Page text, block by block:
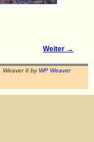
Weiter →
Weaver II byWP Weaver